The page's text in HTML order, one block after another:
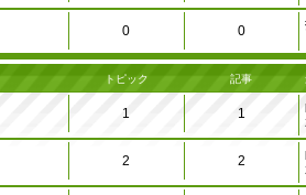
0 0
トピック 記事
1 1
2 2